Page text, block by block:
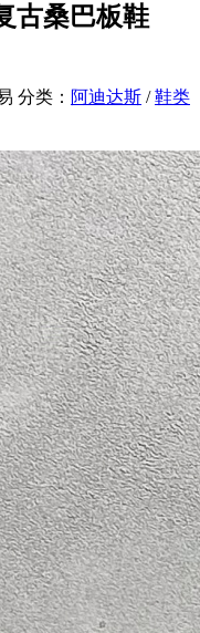
古桑巴板鞋
分类： 阿迪达斯 /鞋类